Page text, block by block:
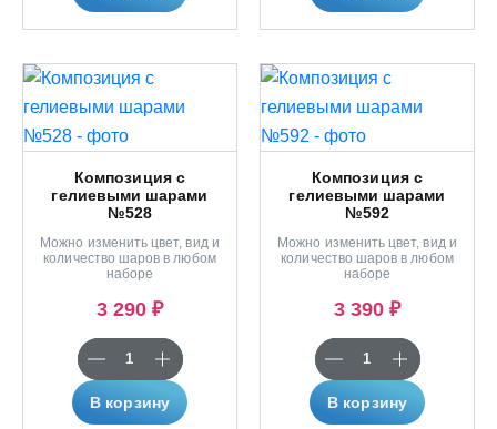
Композиция с
гелиевыми шарами
№528
Можно изменить цвет, вид и
количество шаров в любом
наборе
3 290 ₽
В корзину
Композиция с
гелиевыми шарами
№592
Можно изменить цвет, вид и
количество шаров в любом
наборе
3 390 ₽
В корзину